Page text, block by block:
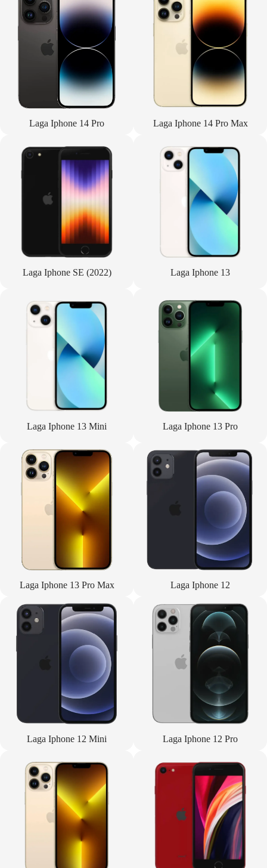
Laga Iphone 14 Pro Laga Iphone 14 Pro Max
Laga Iphone SE (2022) Laga Iphone 13
Laga Iphone 13 Mini Laga Iphone 13 Pro
Laga Iphone 13 Pro Max Laga Iphone 12
Laga Iphone 12 Mini Laga Iphone 12 Pro